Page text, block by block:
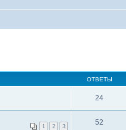
ОТВЕТЫ
24
1 2 3 52